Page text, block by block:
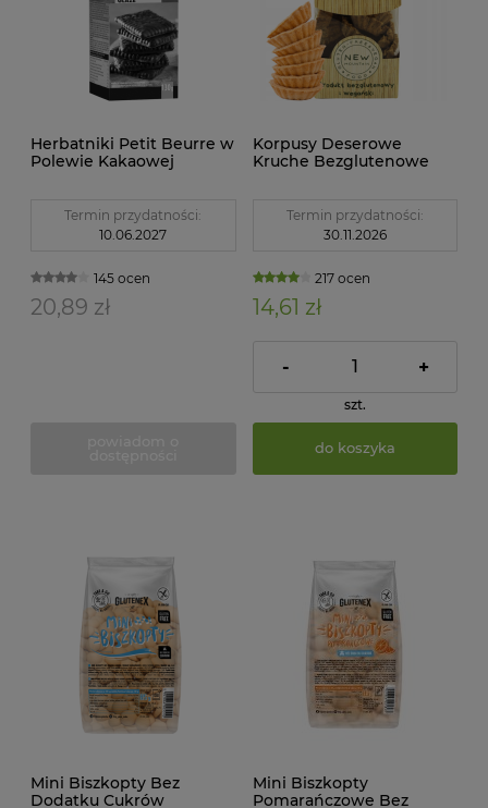
Herbatniki Petit Beurre w
Polewie Kakaowej
Termin przydatności:
10.06.2027
145 ocen
20,89 zł
Korpusy Deserowe
Kruche Bezglutenowe
Termin przydatności:
30.11.2026
217 ocen
14,61 zł
- +
szt.
do koszyka
Mini Biszkopty Bez
Dodatku Cukrów
Mini Biszkopty
Pomarańczowe Bez